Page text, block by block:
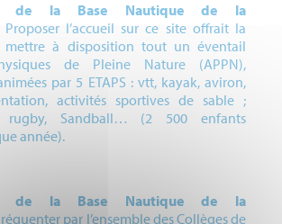
de la Base Nautique de la
Proposer l’accueil sur ce site offrait la
mettre à disposition tout un éventail
de Pleine Nature (APPN),
par 5 ETAPS : vtt, kayak, aviron,
activités sportives de sable ;
rugby, Sandball… (2 500 enfants
année).
de la Base Nautique de la
par l’ensemble des Collèges de